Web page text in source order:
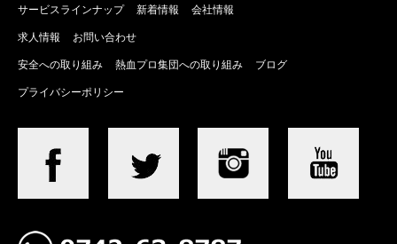
サービスラインナップ 新着情報 会社情報
求人情報 お問い合わせ
安全への取り組み 熱血プロ集団への取り組み ブログ
プライバシーポリシー